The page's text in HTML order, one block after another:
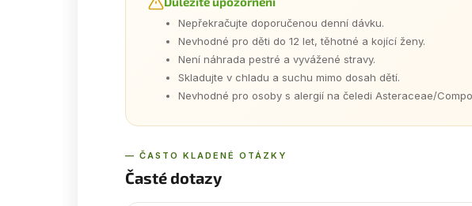
Nepřekračujte doporučenou denní dávku.
Nevhodné pro děti do 12 let, těhotné a kojící ženy.
Není náhrada pestré a vyvážené stravy.
Skladujte v chladu a suchu mimo dosah dětí.
Nevhodné pro osoby s alergií na čeledi Asteraceae/
— ČASTO KLADENÉ OTÁZKY
Časté dotazy